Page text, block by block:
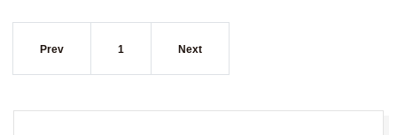
Prev 1 Next